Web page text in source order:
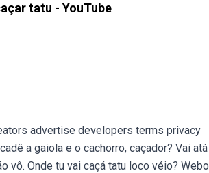
tatu - YouTube
advertise developers terms privacy
a gaiola e o cachorro, caçador? Vai atá
vô. Onde tu vai caçá tatu loco véio? Webo